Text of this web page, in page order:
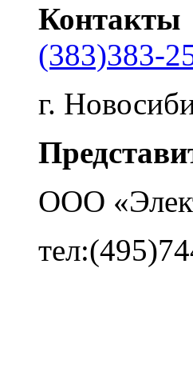
Контакты
(383)383-
г.
ООО